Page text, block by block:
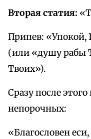
Вторая статия:
Припев: «Упокой,
(или «душу рабы
Твоих»).
Сразу после
непорочных:
«Благословен